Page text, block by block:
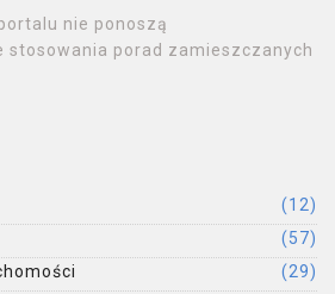
nie ponoszą
stosowania porad zamieszczanych
(12)
(57)
(29)